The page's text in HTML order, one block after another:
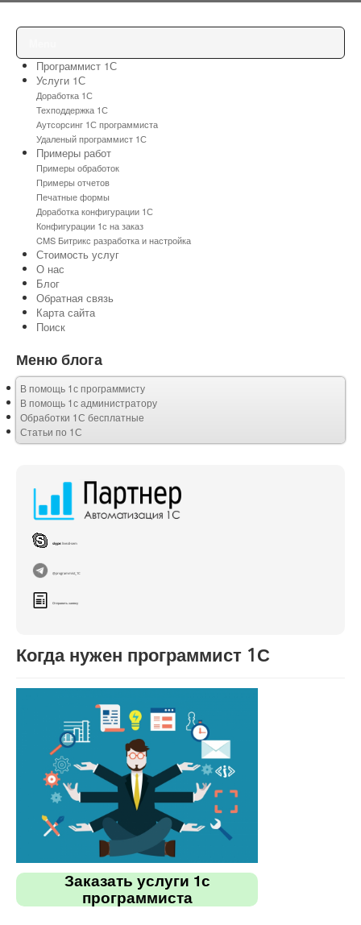
Программист 1С
Услуги 1С
Доработка 1С
Техподдержка 1С
Аутсорсинг 1С программиста
Удаленый программист 1С
Примеры работ
Примеры обработок
Примеры отчетов
Печатные формы
Доработка конфигурации 1С
Конфигурации 1с на заказ
CMS Битрикс разработка и настройка
Стоимость услуг
О нас
Блог
Обратная связь
Карта сайта
Поиск
Меню блога
В помощь 1с программисту
В помощь 1с администратору
Обработки 1С бесплатные
Статьи по 1С
skype:live:di-sem
@programmist_1C
Отправить заявку
Когда нужен программист 1С
Заказать услуги 1с
программиста